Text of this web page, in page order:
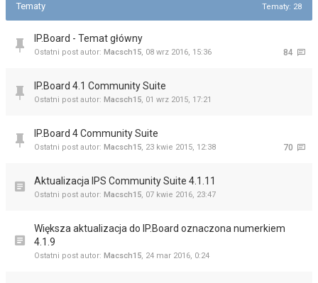
Tematy Tematy: 28
IP.Board - Temat główny
84
Ostatni post autor: Macsch15, 08 wrz 2016, 15:36
IP.Board 4.1 Community Suite
Ostatni post autor: Macsch15, 01 wrz 2015, 17:21
IP.Board 4 Community Suite
70
Ostatni post autor: Macsch15, 23 kwie 2015, 12:38
Aktualizacja IPS Community Suite 4.1.11
Ostatni post autor: Macsch15, 07 kwie 2016, 23:47
Większa aktualizacja do IP.Board oznaczona numerkiem
4.1.9
Ostatni post autor: Macsch15, 24 mar 2016, 0:24